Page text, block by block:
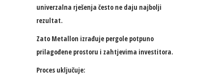
univerzalna rješenja često ne daju najbolji
rezultat.
Zato Metallon izrađuje pergole potpuno
prilagođene prostoru i zahtjevima investitora.
Proces uključuje: